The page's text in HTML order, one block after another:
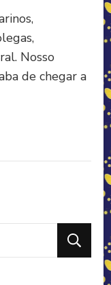
Nosso
de chegar a